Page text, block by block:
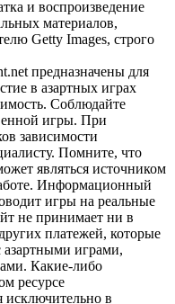
и воспроизведение
материалов,
Getty Images, строго
предназначены для
в азартных играх
Соблюдайте
игры. При
зависимости
Помните, что
являться источником
Информационный
игры на реальные
не принимает ни в
платежей, которые
азартными играми,
Какие-либо
ресурсе
исключительно в